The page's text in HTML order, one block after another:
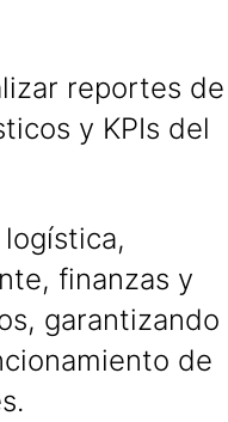
reportes de
y KPIs del
finanzas y
garantizando
de